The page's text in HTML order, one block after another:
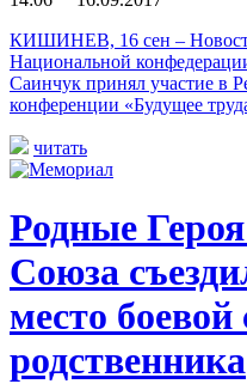
КИШИНЕВ, 16 сен –
Национальной
Саинчук принял участие в
конференции «Будущее
читать
Родные
Союза
место
родственника